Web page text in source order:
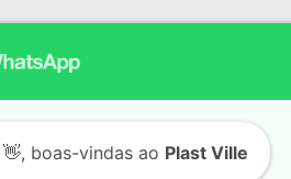
👋, boas-vindas ao Plast Ville